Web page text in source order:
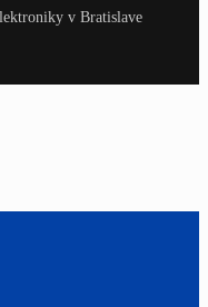
v Bratislave